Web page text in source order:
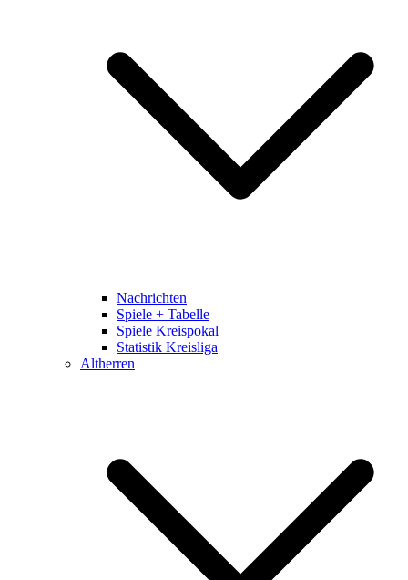
Nachrichten
Spiele + Tabelle
Spiele Kreispokal
Statistik Kreisliga
Altherren